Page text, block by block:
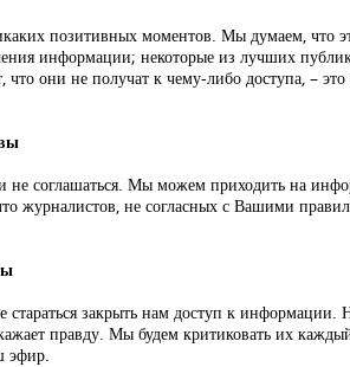
позитивных моментов. Мы думаем, что
информации; некоторые из лучших
они не получат к чему-либо доступа, –
не соглашаться. Мы можем приходить на
журналистов, не согласных с Вашими
закрыть нам доступ к информации.
правду. Мы будем критиковать их каждый
эфир.